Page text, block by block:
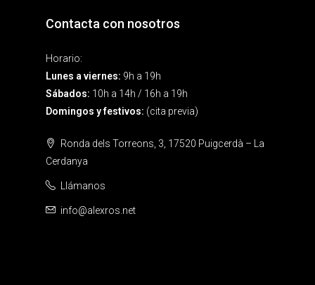
Contacta con nosotros
Horario:
Lunes a viernes: 9h a 19h
Sábados: 10h a 14h / 16h a 19h
Domingos y festivos: (cita previa)
Ronda dels Torreons, 3, 17520 Puigcerdà – La
Cerdanya
Llámanos
info@alexros.net